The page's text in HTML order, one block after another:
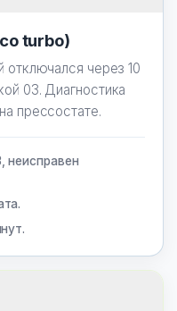
turbo)
отключался через 10
03. Диагностика
прессостате.
неисправен